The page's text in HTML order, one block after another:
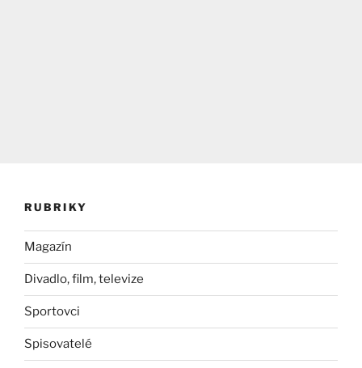
RUBRIKY
Magazín
Divadlo, film, televize
Sportovci
Spisovatelé